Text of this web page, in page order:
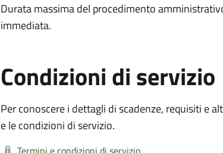
Durata massima del procedimento
immediata.
Condizioni di servizio
Per conoscere i dettagli di scadenze, requisiti e
e le condizioni di servizio.